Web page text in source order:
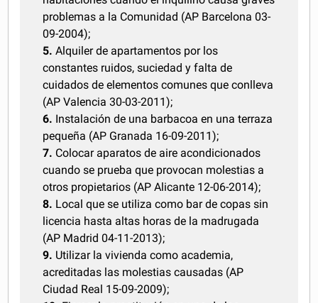
problemas a la Comunidad (AP Barcelona 03-
09-2004);
5. Alquiler de apartamentos por los
constantes ruidos, suciedad y falta de
cuidados de elementos comunes que conlleva
(AP Valencia 30-03-2011);
6. Instalación de una barbacoa en una terraza
pequeña (AP Granada 16-09-2011);
7. Colocar aparatos de aire acondicionados
cuando se prueba que provocan molestias a
otros propietarios (AP Alicante 12-06-2014);
8. Local que se utiliza como bar de copas sin
licencia hasta altas horas de la madrugada
(AP Madrid 04-11-2013);
9. Utilizar la vivienda como academia,
acreditadas las molestias causadas (AP
Ciudad Real 15-09-2009);